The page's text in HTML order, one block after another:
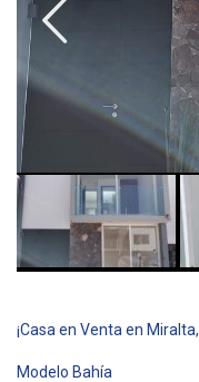
¡Casa en Venta en
Modelo Bahía